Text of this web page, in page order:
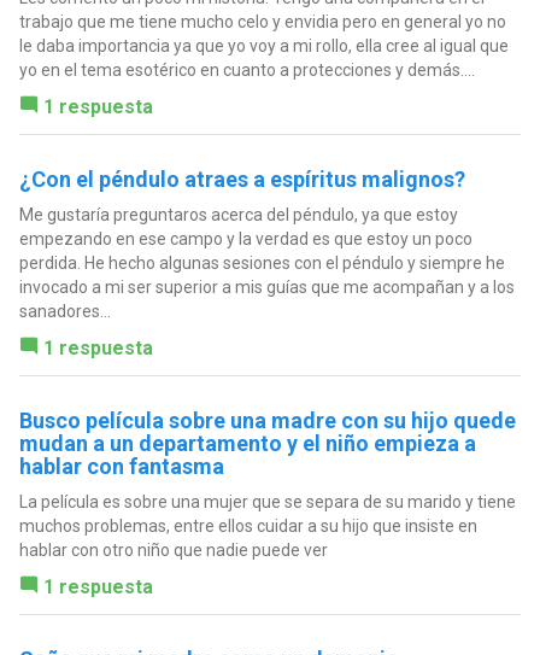
trabajo que me tiene mucho celo y envidia pero en general yo no
le daba importancia ya que yo voy a mi rollo, ella cree al igual que
yo en el tema esotérico en cuanto a protecciones y demás....
1 respuesta
¿Con el péndulo atraes a espíritus malignos?
Me gustaría preguntaros acerca del péndulo, ya que estoy
empezando en ese campo y la verdad es que estoy un poco
perdida. He hecho algunas sesiones con el péndulo y siempre he
invocado a mi ser superior a mis guías que me acompañan y a los
sanadores...
1 respuesta
Busco película sobre una madre con su hijo quede
mudan a un departamento y el niño empieza a
hablar con fantasma
La película es sobre una mujer que se separa de su marido y tiene
muchos problemas, entre ellos cuidar a su hijo que insiste en
hablar con otro niño que nadie puede ver
1 respuesta